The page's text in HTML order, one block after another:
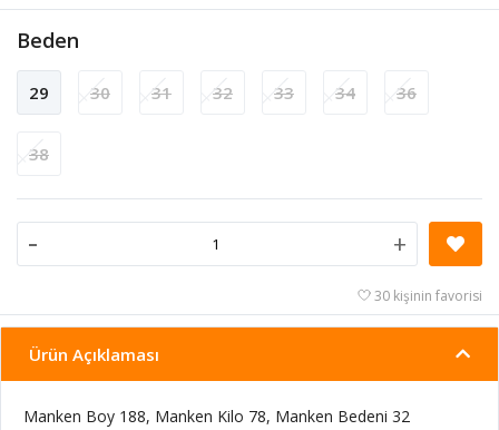
Beden
29 30 31 32 33 34 36
38
- +
30 kişinin favorisi
Ürün Açıklaması
Manken Boy 188, Manken Kilo 78, Manken Bedeni 32